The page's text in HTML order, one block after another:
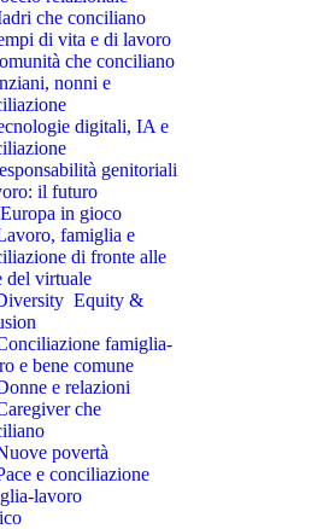
che conciliano
di vita e di lavoro
che conciliano
nonni e
digitali, IA e
genitoriali
il futuro
in gioco
famiglia e
di fronte alle
del virtuale
Equity &
famiglia-
e bene comune
e relazioni
che
povertà
e conciliazione
lavoro